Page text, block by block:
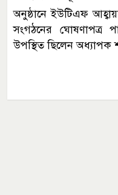
অনুষ্ঠানে ইউটিএফ
সংগঠনের ঘোষণাপত্র
উপস্থিত ছিলেন অধ্যাপক